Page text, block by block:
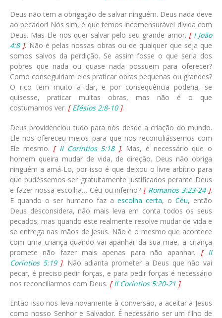
Deus não tem a obrigação de salvar ninguém. Deus nada deve
ao pecador! Nós sim, é que temos incomensurável dívida com
Deus. Mas Ele nos quer salvar pelo seu grande amor. [ I João
4:8]. Não é pelas nossas obras ou de qualquer que seja que
somos salvos da perdição. Se assim fosse o que seria dos
pobres que nada ou quase nada possuem para oferecer?
Como conseguiriam eles praticar obras pequenas ou grandes?
O rico tem muito a dar, e por conseqüência poderia, se
quisesse, praticar muitas obras, mas não é o que
costumamos ver. [Efésios 2:8-10].
Deus providenciou tudo para nós desde a criação do mundo.
Ele nos ofereceu meios para que nos reconciliássemos com
Ele mesmo. [ II Coríntios 5:18]. Mas, é necessário que o
homem queira mudar de vida, de direção. Deus não obriga
ninguém a amá-Lo, por isso é que deixou o livre arbítrio para
que pudéssemos ser gratuitamente justificados perante Deus
e fazer nossa escolha… Céu ou inferno? [ Romanos 3:23-24].
E quando o ser humano faz a escolha certa, o Céu, então
Deus desconsidera, não mais leva em conta todos os seus
pecados, mas quando este realmente resolve mudar de vida e
se entrega nas mãos de Jesus. Não é o mesmo que acontece
com uma criança quando vai apanhar da sua mãe, a criança
promete não fazer mais apenas para não apanhar. [ II
Coríntios 5:19]. Não adianta prometer a Deus que não vai
pecar, é preciso pedir forças, e para pedir forças é necessário
nos reconciliarmos com Deus. [II Coríntios 5:20-21 ].
Então isso nos leva novamente à conversão, a aceitar a Jesus
como nosso Senhor e Salvador. É necessário ser um filho de